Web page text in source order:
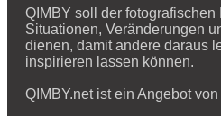
QIMBY soll der fotografischen
Situationen, Veränderungen
dienen, damit andere daraus
inspirieren lassen können.
QIMBY.net ist ein Angebot von